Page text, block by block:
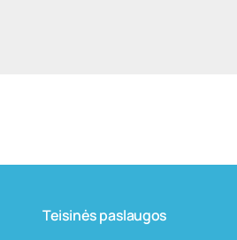
Teisinės paslaugos